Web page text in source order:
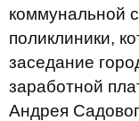
коммунальной
поликлиники,
заседание
заработной
Андрея